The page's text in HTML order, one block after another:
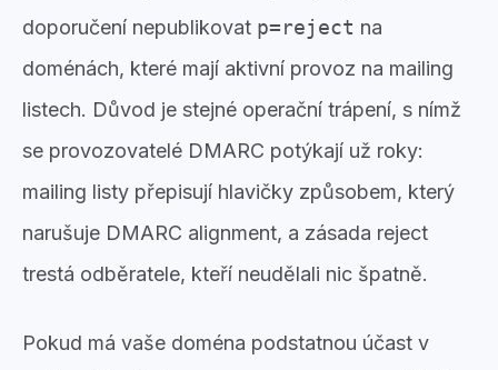
doporučení nepublikovat p=reject na
doménách, které mají aktivní provoz na mailing
listech. Důvod je stejné operační trápení, s nímž
se provozovatelé DMARC potýkají už roky:
mailing listy přepisují hlavičky způsobem, který
narušuje DMARC alignment, a zásada reject
trestá odběratele, kteří neudělali nic špatně.
Pokud má vaše doména podstatnou účast v